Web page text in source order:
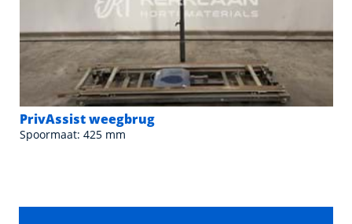
PrivAssist weegbrug
Spoormaat: 425 mm